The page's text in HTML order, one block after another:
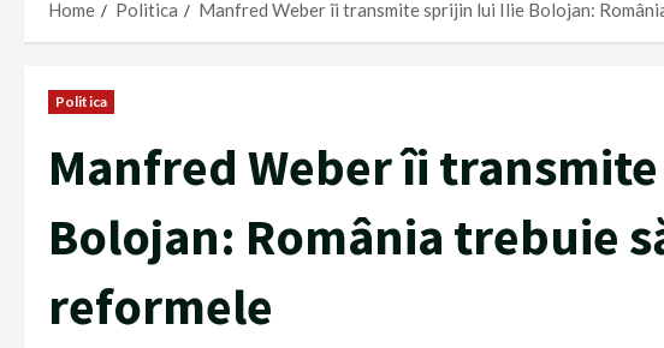
Home Politica Manfred Weber îi transmite sprijin lui Ilie Bolojan:
Politica
Manfred Weber îi
Bolojan: România trebuie
reformele